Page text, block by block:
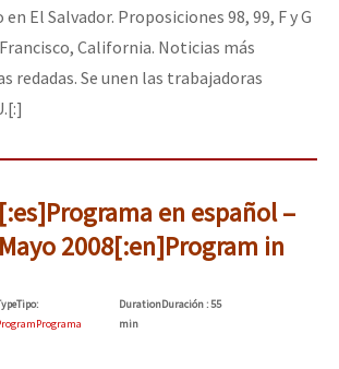
El Salvador. Proposiciones 98, 99, F y G
California. Noticias más
redadas. Se unen las trabajadoras
[:es]Programa en español –
Mayo 2008[:en]Program in
Tipo:
Programa
DurationDuración: 55
min